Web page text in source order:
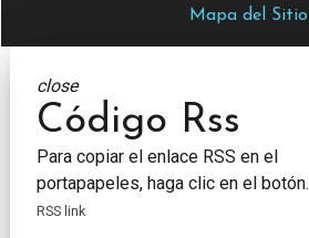
Mapa del Sitio
close
Código Rss
Para copiar el enlace RSS en el
portapapeles, haga clic en el botón.
RSS link